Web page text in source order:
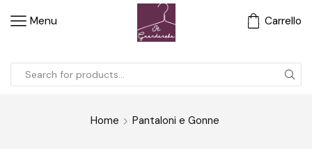
Menu Carrello
Home Pantaloni e Gonne